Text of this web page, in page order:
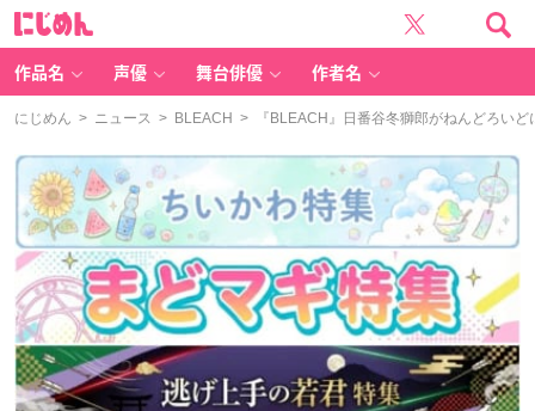
作品名 声優 舞台俳優 作者名
にじめん > ニュース > BLEACH > 『BLEACH』日番谷冬獅郎がねんどろい